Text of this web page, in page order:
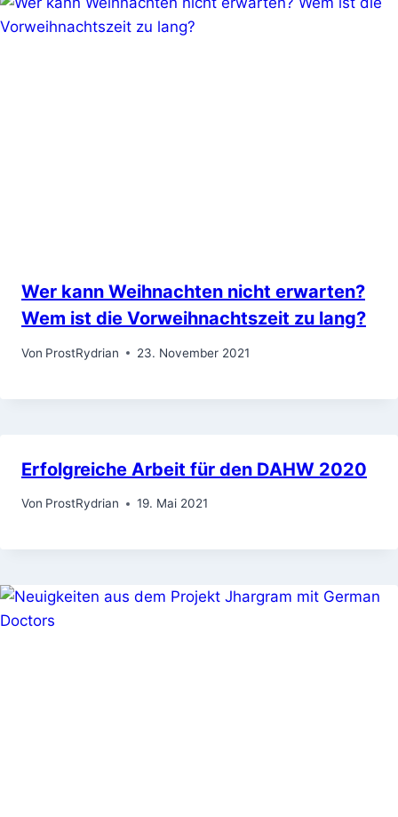
Wer kann Weihnachten nicht erwarten?
Wem ist die Vorweihnachtszeit zu lang?
Von ProstRydrian 23. November 2021
Erfolgreiche Arbeit für den DAHW 2020
Von ProstRydrian 19. Mai 2021